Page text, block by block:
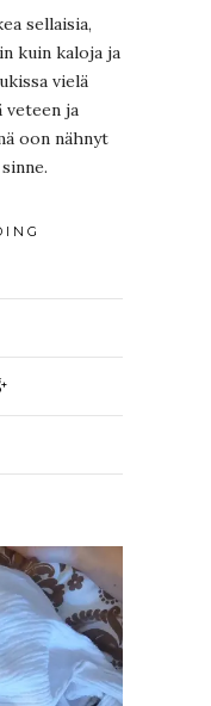
sellaisia,
kuin kaloja ja
vielä
veteen ja
oon nähnyt